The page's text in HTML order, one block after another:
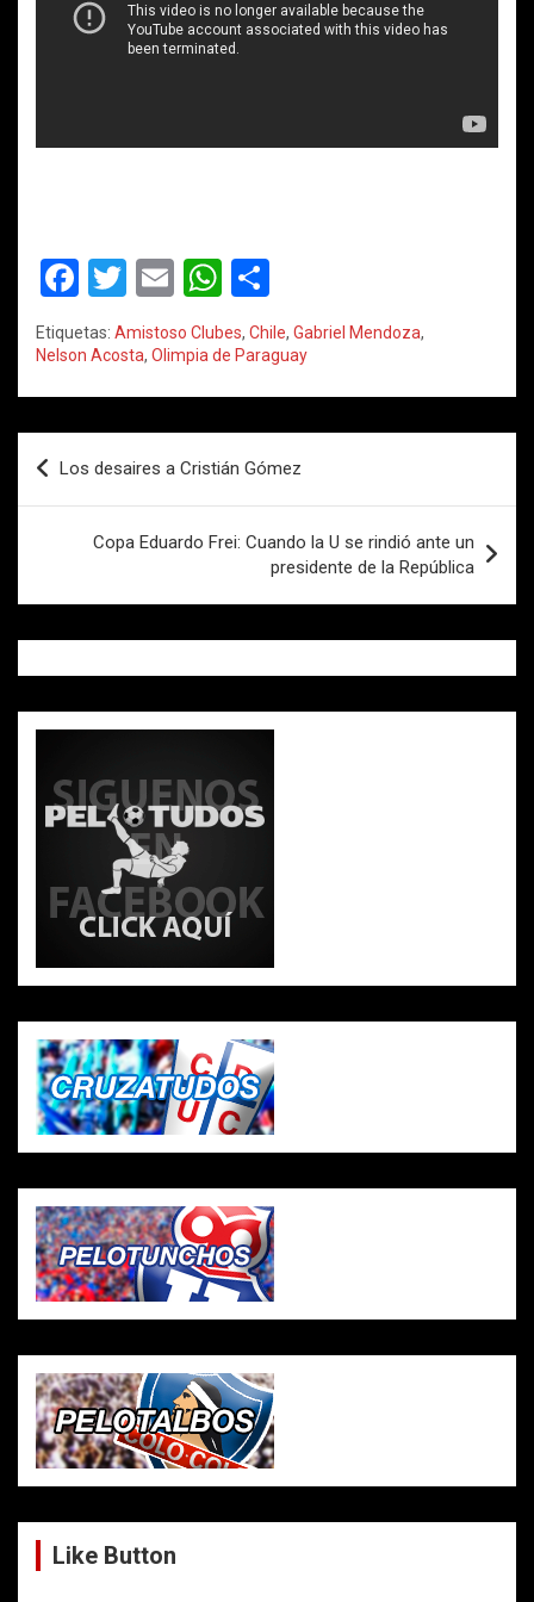
F
a
ce
b
o
o
k
T
wi
tt
er
E
m
ail
W
at
s
A
p
p
o
m
p
ar
tir
Etiquetas: Amistoso Clubes, Chile, Gabriel Mendoza,
Nelson Acosta, Olimpia de Paraguay
Navegación
de
entradas
Los desaires a Cristián Gómez
Copa Eduardo Frei: Cuando la U se rindió ante un
presidente de la República
Like Button